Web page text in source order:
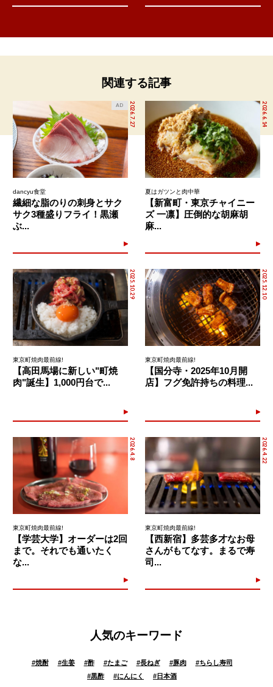
関連する記事
2026.7.27
AD
dancyu食堂
繊細な脂のりの刺身とサク
サク3種盛りフライ！黒瀬
ぶ...
2026.6.14
夏はガツンと肉中華
【新富町・東京チャイニー
ズ 一凛】圧倒的な胡麻胡
麻...
2025.10.29
東京町焼肉最前線!
【高田馬場に新しい"町焼
肉"誕生】1,000円台で...
2025.12.10
東京町焼肉最前線!
【国分寺・2025年10月開
店】フグ免許持ちの料理...
2026.4.8
東京町焼肉最前線!
【学芸大学】オーダーは2回
まで。それでも通いたく
な...
2026.4.22
東京町焼肉最前線!
【西新宿】多芸多才なお母
さんがもてなす。まるで寿
司...
人気のキーワード
#焼酎 #生姜 #酢 #たまご #長ねぎ #豚肉 #ちらし寿司
#黒酢 #にんにく # 日本酒